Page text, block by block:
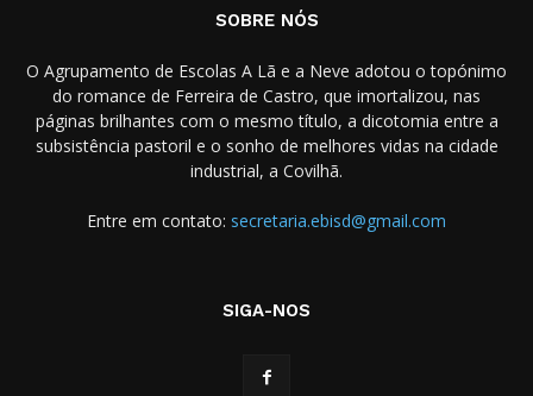
SOBRE NÓS
O Agrupamento de Escolas A Lã e a Neve adotou o topónimo
do romance de Ferreira de Castro, que imortalizou, nas
páginas brilhantes com o mesmo título, a dicotomia entre a
subsistência pastoril e o sonho de melhores vidas na cidade
industrial, a Covilhã.
Entre em contato: secretaria.ebisd@gmail.com
SIGA-NOS